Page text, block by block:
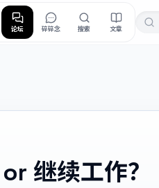
论坛 碎碎念 搜索 文章
继续工作？